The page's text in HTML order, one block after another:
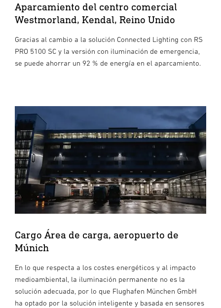
Aparcamiento del centro comercial
Westmorland, Kendal, Reino Unido
Gracias al cambio a la solución Connected Lighting con RS
PRO 5100 SC y la versión con iluminación de emergencia,
se puede ahorrar un 92 % de energía en el aparcamiento.
Cargo Área de carga, aeropuerto de
Múnich
En lo que respecta a los costes energéticos y al impacto
medioambiental, la iluminación permanente no es la
solución adecuada, por lo que Flughafen München GmbH
ha optado por la solución inteligente y basada en sensores